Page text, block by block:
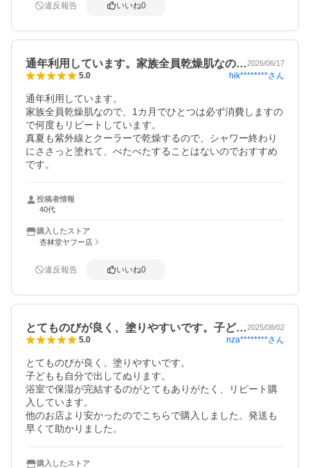
違反報告 いいね0
通年利用しています。家族全員乾燥肌なの…2026/06/17
5.0 hik********さん
通年利用しています。
家族全員乾燥肌なので、1カ月でひとつは必ず消費しますの
で何度もリピートしています。
真夏も紫外線とクーラーで乾燥するので、シャワー終わり
にささっと塗れて、べたべたすることはないのでおすすめ
です。
投稿者情報
40代
購入したストア
杏林堂ヤフー店
違反報告 いいね0
とてものびが良く、塗りやすいです。子ど…2025/08/02
5.0 nza********さん
とてものびが良く、塗りやすいです。
子どもも自分で出してぬります。
浴室で保湿が完結するのがとてもありがたく、リピート購
入しています。
他のお店より安かったのでこちらで購入しました。発送も
早くて助かりました。
購入したストア